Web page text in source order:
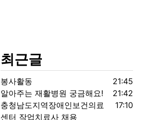
최근글
등록일
21:45
봉사활동
등록일
21:42
알아주는 재활병원 궁금해요!
등록일
17:10
충청남도지역장애인보건의료
센터 작업치료사 채용